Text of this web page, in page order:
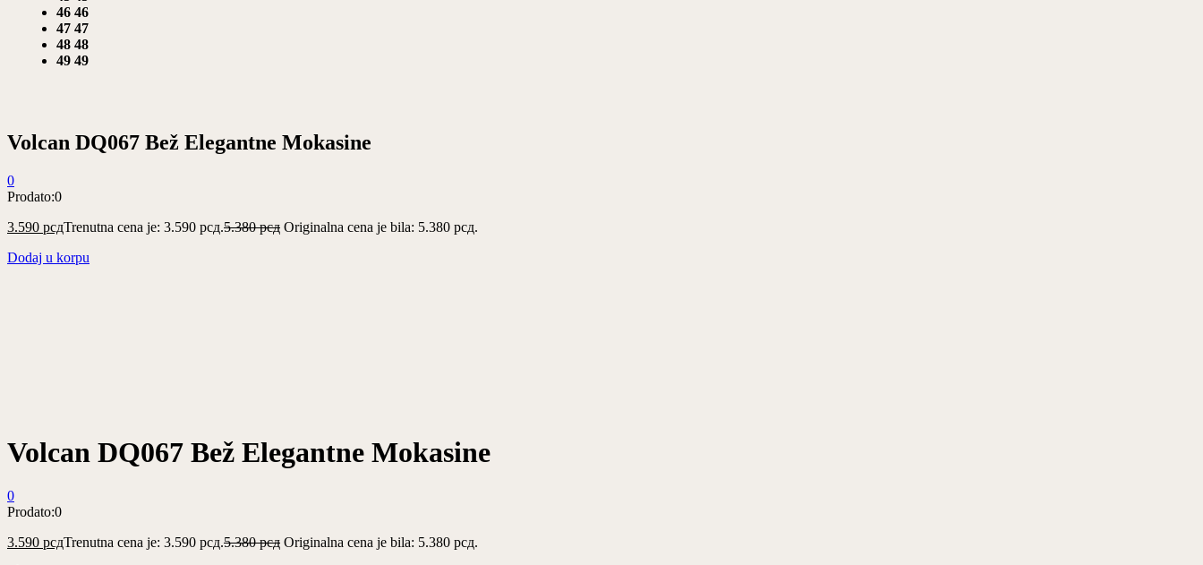
46 46
47 47
48 48
49 49
Volcan DQ067 Bež Elegantne Mokasine
0
Prodato:0
3.590 рсдTrenutna cena je: 3.590 рсд.5.380рсд Originalna cena je bila: 5.380 рсд.
Dodaj u korpu
Volcan DQ067 Bež Elegantne Mokasine
0
Prodato:0
3.590 рсдTrenutna cena je: 3.590 рсд.5.380рсд Originalna cena je bila: 5.380 рсд.